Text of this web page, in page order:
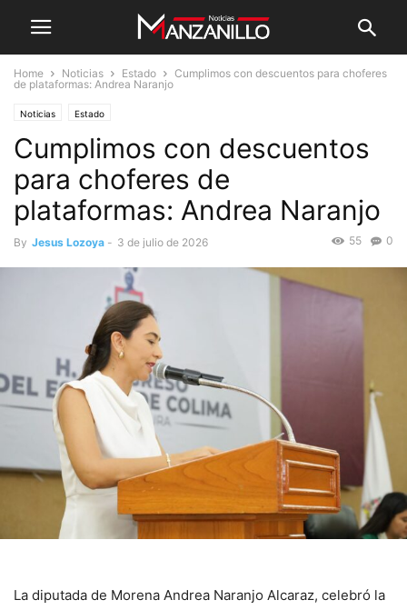
Home Noticias Estado
Cumplimos con descuentos para choferes
de plataformas: Andrea Naranjo
Noticias Estado
Cumplimos con descuentos
para choferes de
plataformas: Andrea Naranjo
By Jesus Lozoya - 3 de julio de 2026 0
55
La diputada de Morena Andrea Naranjo Alcaraz, celebró la